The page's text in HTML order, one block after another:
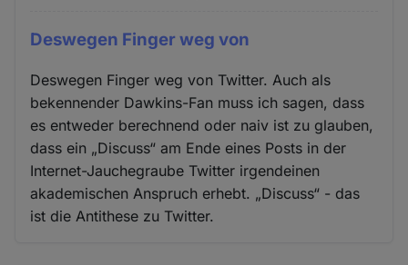
Deswegen Finger weg von
Deswegen Finger weg von Twitter. Auch als
bekennender Dawkins-Fan muss ich sagen, dass
es entweder berechnend oder naiv ist zu glauben,
dass ein „Discuss“ am Ende eines Posts in der
Internet-Jauchegraube Twitter irgendeinen
akademischen Anspruch erhebt. „Discuss“ - das
ist die Antithese zu Twitter.